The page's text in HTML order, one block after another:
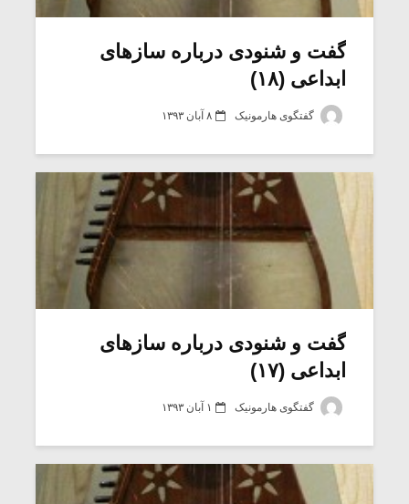
گفت و شنودی درباره سازهای
ابداعی (۱۸)
گفتگوی هارمونیک ۸ آبان ۱۳۹۳
گفت و شنودی درباره سازهای
ابداعی (۱۷)
گفتگوی هارمونیک ۱ آبان ۱۳۹۳